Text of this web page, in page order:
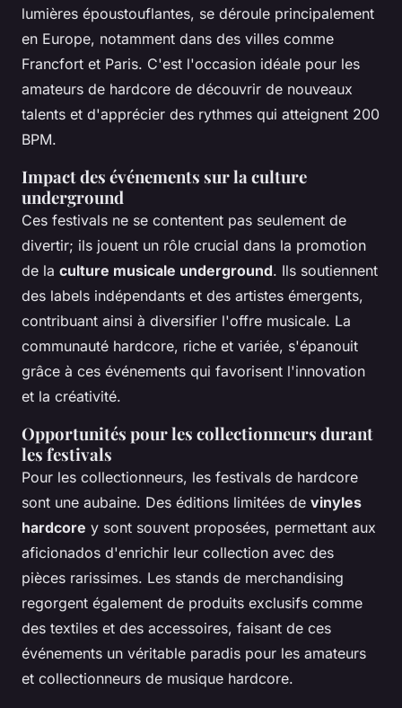
lumières époustouflantes, se déroule principalement
en Europe, notamment dans des villes comme
Francfort et Paris. C'est l'occasion idéale pour les
amateurs de hardcore de découvrir de nouveaux
talents et d'apprécier des rythmes qui atteignent 200
BPM.
Impact des événements sur la culture
underground
Ces festivals ne se contentent pas seulement de
divertir; ils jouent un rôle crucial dans la promotion
de la culture musicale underground. Ils soutiennent
des labels indépendants et des artistes émergents,
contribuant ainsi à diversifier l'offre musicale. La
communauté hardcore, riche et variée, s'épanouit
grâce à ces événements qui favorisent l'innovation
et la créativité.
Opportunités pour les collectionneurs durant
les festivals
Pour les collectionneurs, les festivals de hardcore
sont une aubaine. Des éditions limitées de vinyles
hardcore y sont souvent proposées, permettant aux
aficionados d'enrichir leur collection avec des
pièces rarissimes. Les stands de merchandising
regorgent également de produits exclusifs comme
des textiles et des accessoires, faisant de ces
événements un véritable paradis pour les amateurs
et collectionneurs de musique hardcore.